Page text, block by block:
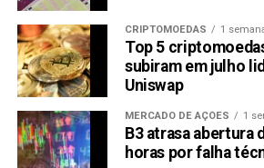
Rendimento da poupança hoje –
CRIPTOMOEDAS 1
Top 5
subiram em julho
Uniswap
MERCADO DE AÇÕES 1
B3 atrasa abertura
horas por falha